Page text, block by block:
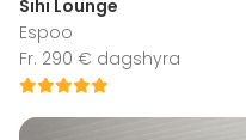
Sihi Lounge
Espoo
Fr. 290 € dagshyra